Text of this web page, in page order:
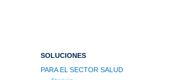
SOLUCIONES
PARA EL SECTOR SALUD